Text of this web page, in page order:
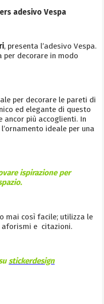
adesivo Vespa
, presenta l’adesivo Vespa.
decorare in modo
per decorare le pareti di
ed elegante di questo
ancor più accoglienti. In
ideale per una
ispirazione per
mai così facile; utilizza le
aforismi e citazioni.
stickerdesign